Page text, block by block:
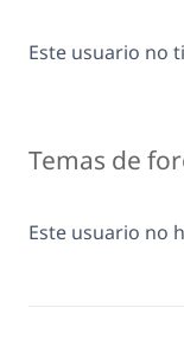
Este usuario no
Temas de
Este usuario no